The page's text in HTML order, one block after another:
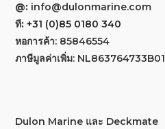
@: info@dulonmarine.com
ที: +31 (0)85 0180 340
หอการค้า: 85846554
ภาษีมูลค่าเพิ่ม: NL863764733B01
Dulon Marine และ Deckmate